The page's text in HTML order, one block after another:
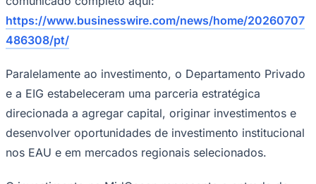
Para Sua Empresa
Anuncie Regional
Guia de Empresas
Hub de Negócios
Guia Comercial
Selo Verificado
Agenda de Vestibulares
Vagas de Emprego
https://www.businesswire.com/news/home/20260707
486308/pt/
Paralelamente ao investimento, o Departamento Privado
e a EIG estabeleceram uma parceria estratégica
direcionada a agregar capital, originar investimentos e
desenvolver oportunidades de investimento institucional
nos EAU e em mercados regionais selecionados.